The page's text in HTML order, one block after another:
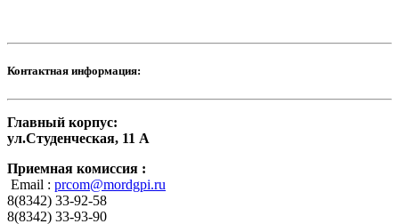
Контактная информация:
Главный корпус:
ул.Студенческая, 11 А
Приемная комиссия :
Email : prcom@mordgpi.ru
8(8342) 33-92-58
8(8342) 33-93-90